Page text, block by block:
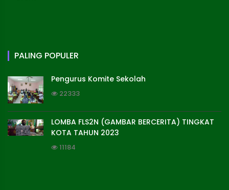
PALING POPULER
Pengurus Komite Sekolah
22333
LOMBA FLS2N (GAMBAR BERCERITA) TINGKAT
KOTA TAHUN 2023
11184